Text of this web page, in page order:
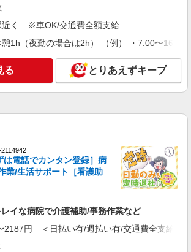
手当：200円/時 ▼下記別途支給 通勤手当 年末
始手当：380円/時 寸志あり：年2回（6月・12
） ※業績による ※処遇改善手当は試用期間中(3
月)は支給なし
大阪府大阪市中央区森ノ宮中央2-5-3
詳細を見る
時給1550円〜2187円 ＜日払い有/週払い有/交
費全支給(ガソリン代含む)＞
大阪市中央区
詳細を見る
1561626
近く ※車OK/交通費全額支給
憩1h（夜勤の場合は2h） （例） ・7:00〜
る とりあえずキープ
は電話でカンタン登録］病
業/生活サポート［看護助
イな病院で介護補助/事務作業など
2187円 ＜日払い有/週払い有/交通費全支給(ガ